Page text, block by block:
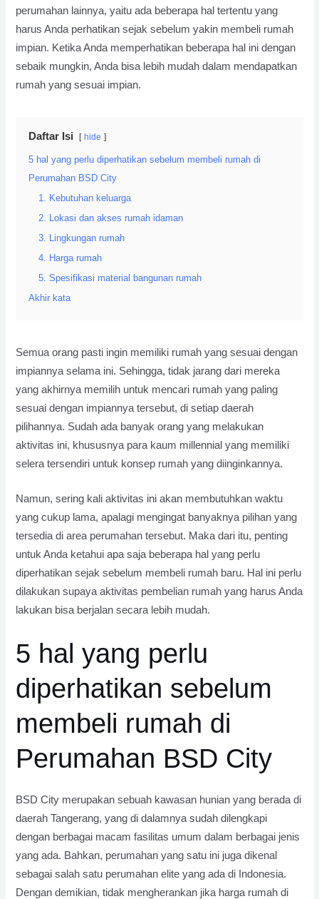
perumahan lainnya, yaitu ada beberapa hal tertentu yang
harus Anda perhatikan sejak sebelum yakin membeli rumah
impian. Ketika Anda memperhatikan beberapa hal ini dengan
sebaik mungkin, Anda bisa lebih mudah dalam mendapatkan
rumah yang sesuai impian.
Daftar Isi hide
5 hal yang perlu diperhatikan sebelum membeli rumah di
Perumahan BSD City
1. Kebutuhan keluarga
2. Lokasi dan akses rumah idaman
3. Lingkungan rumah
4. Harga rumah
5. Spesifikasi material bangunan rumah
Akhir kata
Semua orang pasti ingin memiliki rumah yang sesuai dengan
impiannya selama ini. Sehingga, tidak jarang dari mereka
yang akhirnya memilih untuk mencari rumah yang paling
sesuai dengan impiannya tersebut, di setiap daerah
pilihannya. Sudah ada banyak orang yang melakukan
aktivitas ini, khususnya para kaum millennial yang memiliki
selera tersendiri untuk konsep rumah yang diinginkannya.
Namun, sering kali aktivitas ini akan membutuhkan waktu
yang cukup lama, apalagi mengingat banyaknya pilihan yang
tersedia di area perumahan tersebut. Maka dari itu, penting
untuk Anda ketahui apa saja beberapa hal yang perlu
diperhatikan sejak sebelum membeli rumah baru. Hal ini perlu
dilakukan supaya aktivitas pembelian rumah yang harus Anda
lakukan bisa berjalan secara lebih mudah.
5 hal yang perlu
diperhatikan sebelum
membeli rumah di
Perumahan BSD City
BSD City merupakan sebuah kawasan hunian yang berada di
daerah Tangerang, yang di dalamnya sudah dilengkapi
dengan berbagai macam fasilitas umum dalam berbagai jenis
yang ada. Bahkan, perumahan yang satu ini juga dikenal
sebagai salah satu perumahan elite yang ada di Indonesia.
Dengan demikian, tidak mengherankan jika harga rumah di